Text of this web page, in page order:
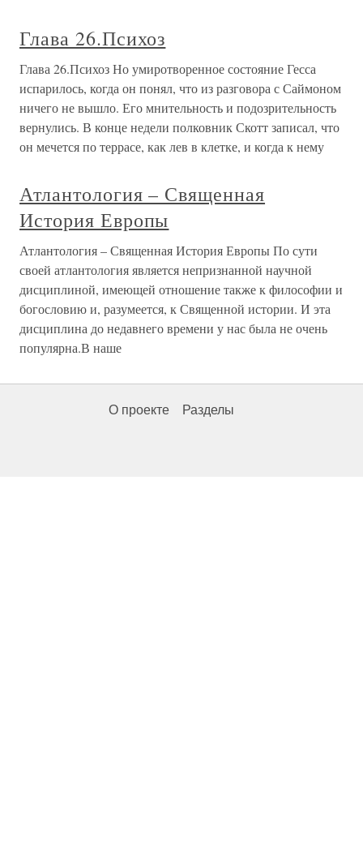
Глава 26.Психоз
Глава 26.Психоз Но умиротворенное состояние Гесса
испарилось, когда он понял, что из разговора с Саймоном
ничего не вышло. Его мнительность и подозрительность
вернулись. В конце недели полковник Скотт записал, что
он мечется по террасе, как лев в клетке, и когда к нему
Атлантология – Священная
История Европы
Атлантология – Священная История Европы По сути
своей атлантология является непризнанной научной
дисциплиной, имеющей отношение также к философии и
богословию и, разумеется, к Священной истории. И эта
дисциплина до недавнего времени у нас была не очень
популярна.В наше
О проекте Разделы